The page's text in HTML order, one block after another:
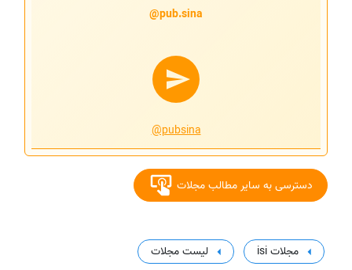
pub.sina@
@pubsina
دسترسی به سایر مطالب مجلات
مجلات isi لیست مجلات